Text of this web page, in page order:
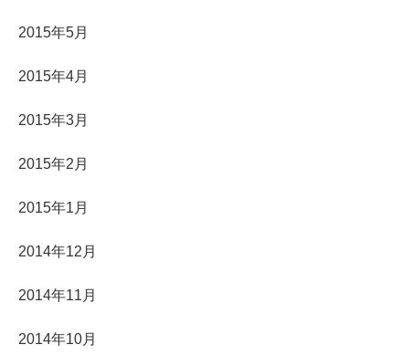
2015年5月
2015年4月
2015年3月
2015年2月
2015年1月
2014年12月
2014年11月
2014年10月